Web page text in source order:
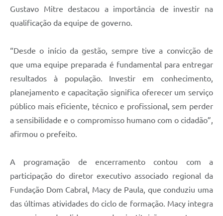
Gustavo Mitre destacou a importância de investir na
qualificação da equipe de governo.
“Desde o início da gestão, sempre tive a convicção de
que uma equipe preparada é fundamental para entregar
resultados à população. Investir em conhecimento,
planejamento e capacitação significa oferecer um serviço
público mais eficiente, técnico e profissional, sem perder
a sensibilidade e o compromisso humano com o cidadão”,
afirmou o prefeito.
A programação de encerramento contou com a
participação do diretor executivo associado regional da
Fundação Dom Cabral, Macy de Paula, que conduziu uma
das últimas atividades do ciclo de formação. Macy integra